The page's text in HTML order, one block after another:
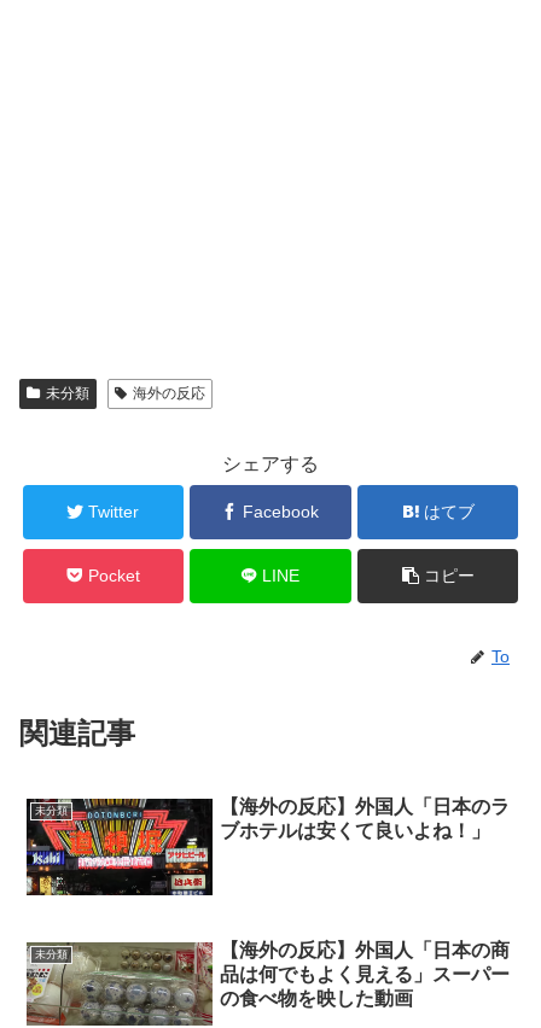
未分類 海外の反応
シェアする
Twitter Facebook はてブ
Pocket LINE コピー
To
関連記事
未分類
【海外の反応】外国人「日本のラ
ブホテルは安くて良いよね！」
未分類
【海外の反応】外国人「日本の商
品は何でもよく見える」スーパー
の食べ物を映した動画